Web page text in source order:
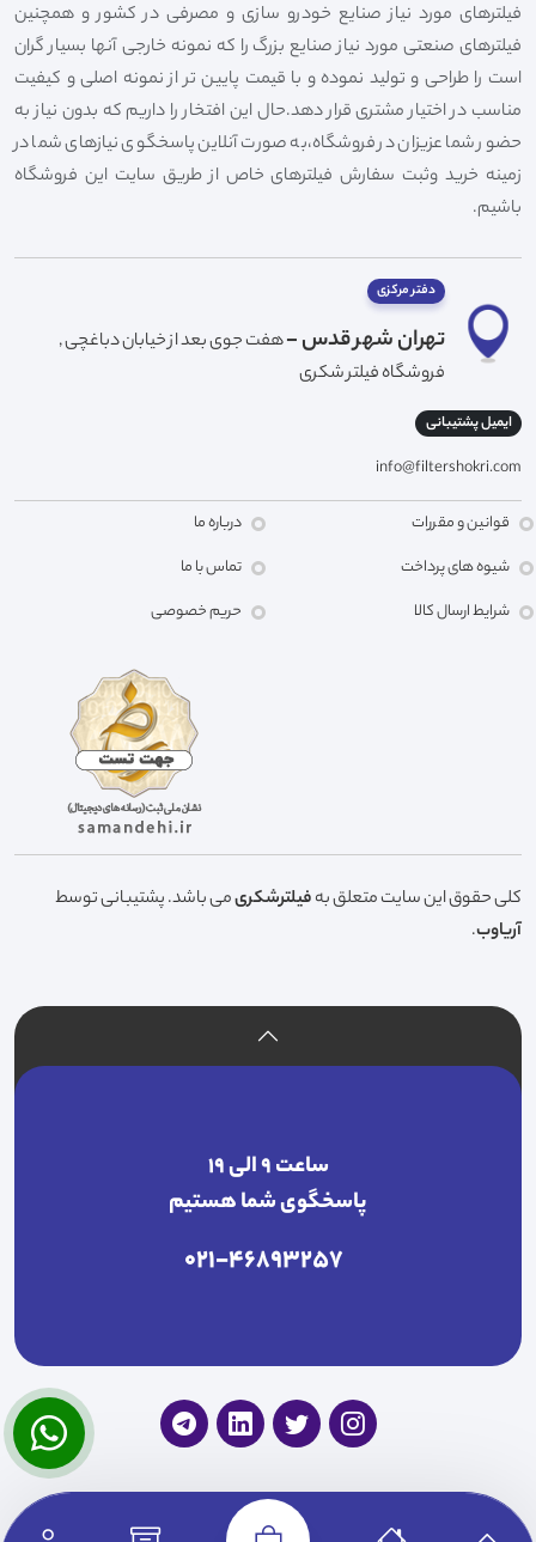
فیلترهای مورد نیاز صنایع خودرو سازی و مصرفی در کشور و همچنین
فیلترهای صنعتی مورد نیاز صنایع بزرگ را که نمونه خارجی آنها بسیار گران
است را طراحی و تولید نموده و با قیمت پایین تر از نمونه اصلی و کیفیت
مناسب در اختیار مشتری قرار دهد.حال این افتخار را داریم که بدون نیاز به
حضور شما عزیزان در فروشگاه،به صورت آنلاین پاسخگوی نیازهای شما در
زمینه خرید وثبت سفارش فیلترهای خاص از طریق سایت این فروشگاه
باشیم.
دفتر مرکزی
تهران شهر قدس -هفت جوی بعد از خیابان دباغچی ,
فروشگاه فیلتر شکری
ایمیل پشتیبانی
info@filtershokri.com
قوانین و مقررات
شیوه های پرداخت
شرایط ارسال کالا
درباره ما
تماس با ما
حریم خصوصی
کلی حقوق این سایت متعلق بهفیلترشکریمی باشد. پشتیبانی توسط
آریاوب.
ساعت ۹ الی ۱۹
پاسخگوی شما هستیم
021-46893257